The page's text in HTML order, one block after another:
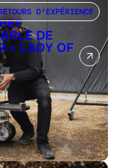
D'EXPÉRIENCE
DE
« LADY OF